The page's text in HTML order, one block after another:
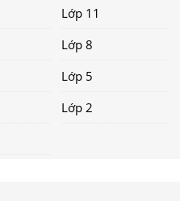
Lớp 11
Lớp 8
Lớp 5
Lớp 2